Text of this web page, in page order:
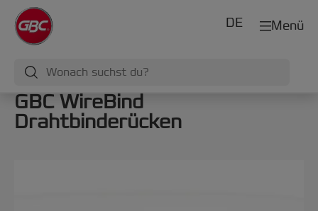
Menü
DE
GBC WireBind
Drahtbinderücken